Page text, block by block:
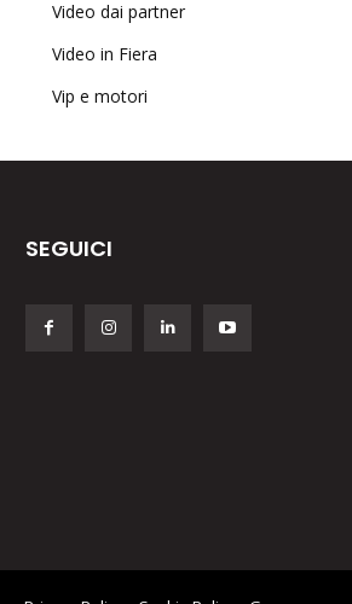
Video dai partner
Video in Fiera
Vip e motori
SEGUICI